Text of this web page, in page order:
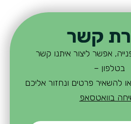
קשר
אפשר ליצור איתנו קשר
בטלפון –
או להשאיר פרטים ונחזור אליכם
בוואטסאפ